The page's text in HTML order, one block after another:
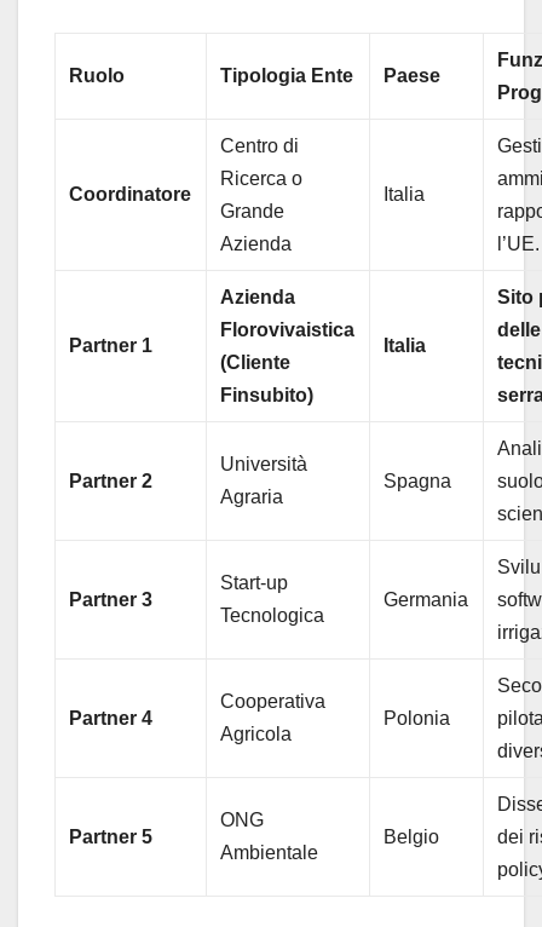
Ruolo Tipologia Ente Paese
Coordinatore
Centro di
Ricerca o
Grande
Azienda
Italia
l’UE.
Partner 1
Azienda
Florovivaistica
(Cliente
Finsubito)
Italia
Sito
Partner 2
Università
Agraria
Spagna
Partner 3
Start-up
Tecnologica
Germania
Partner 4
Cooperativa
Agricola
Polonia
Partner 5
ONG
Ambientale
Belgio
dei